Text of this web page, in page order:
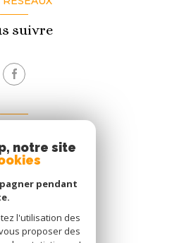
suivre
notre site
pendant
l'utilisation des
proposer des